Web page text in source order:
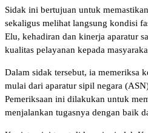
Sidak ini bertujuan untuk
sekaligus melihat langsung kondisi
Elu, kehadiran dan kinerja aparatur
kualitas pelayanan kepada
Dalam sidak tersebut, ia memeriksa
mulai dari aparatur sipil negara
Pemeriksaan ini dilakukan untuk
menjalankan tugasnya dengan baik